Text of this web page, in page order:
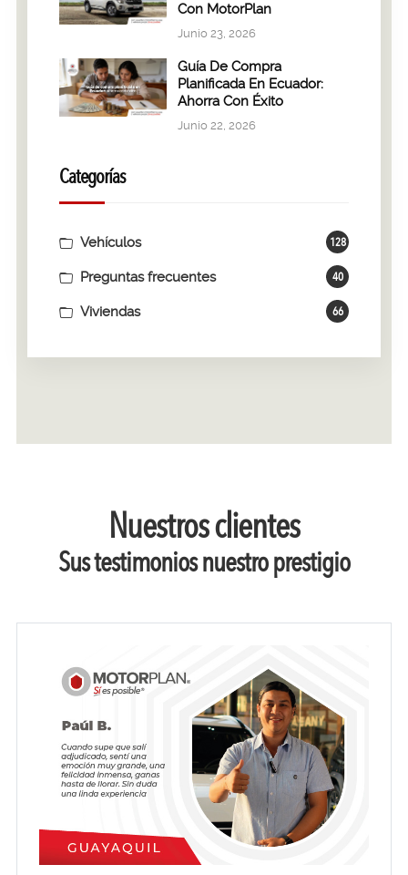
Con MotorPlan
Junio 23, 2026
Guía De Compra
Planificada En Ecuador:
Ahorra Con Éxito
Junio 22, 2026
Categorías
Vehículos 128
Preguntas frecuentes 40
Viviendas 66
Nuestros clientes
Sus testimonios nuestro prestigio